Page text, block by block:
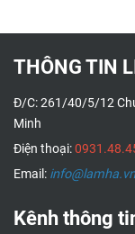
THÔNG TIN
Đ/C: 261/40/5/12
Minh
Điện thoại:
Email: info@lamha.vn
Kênh thông